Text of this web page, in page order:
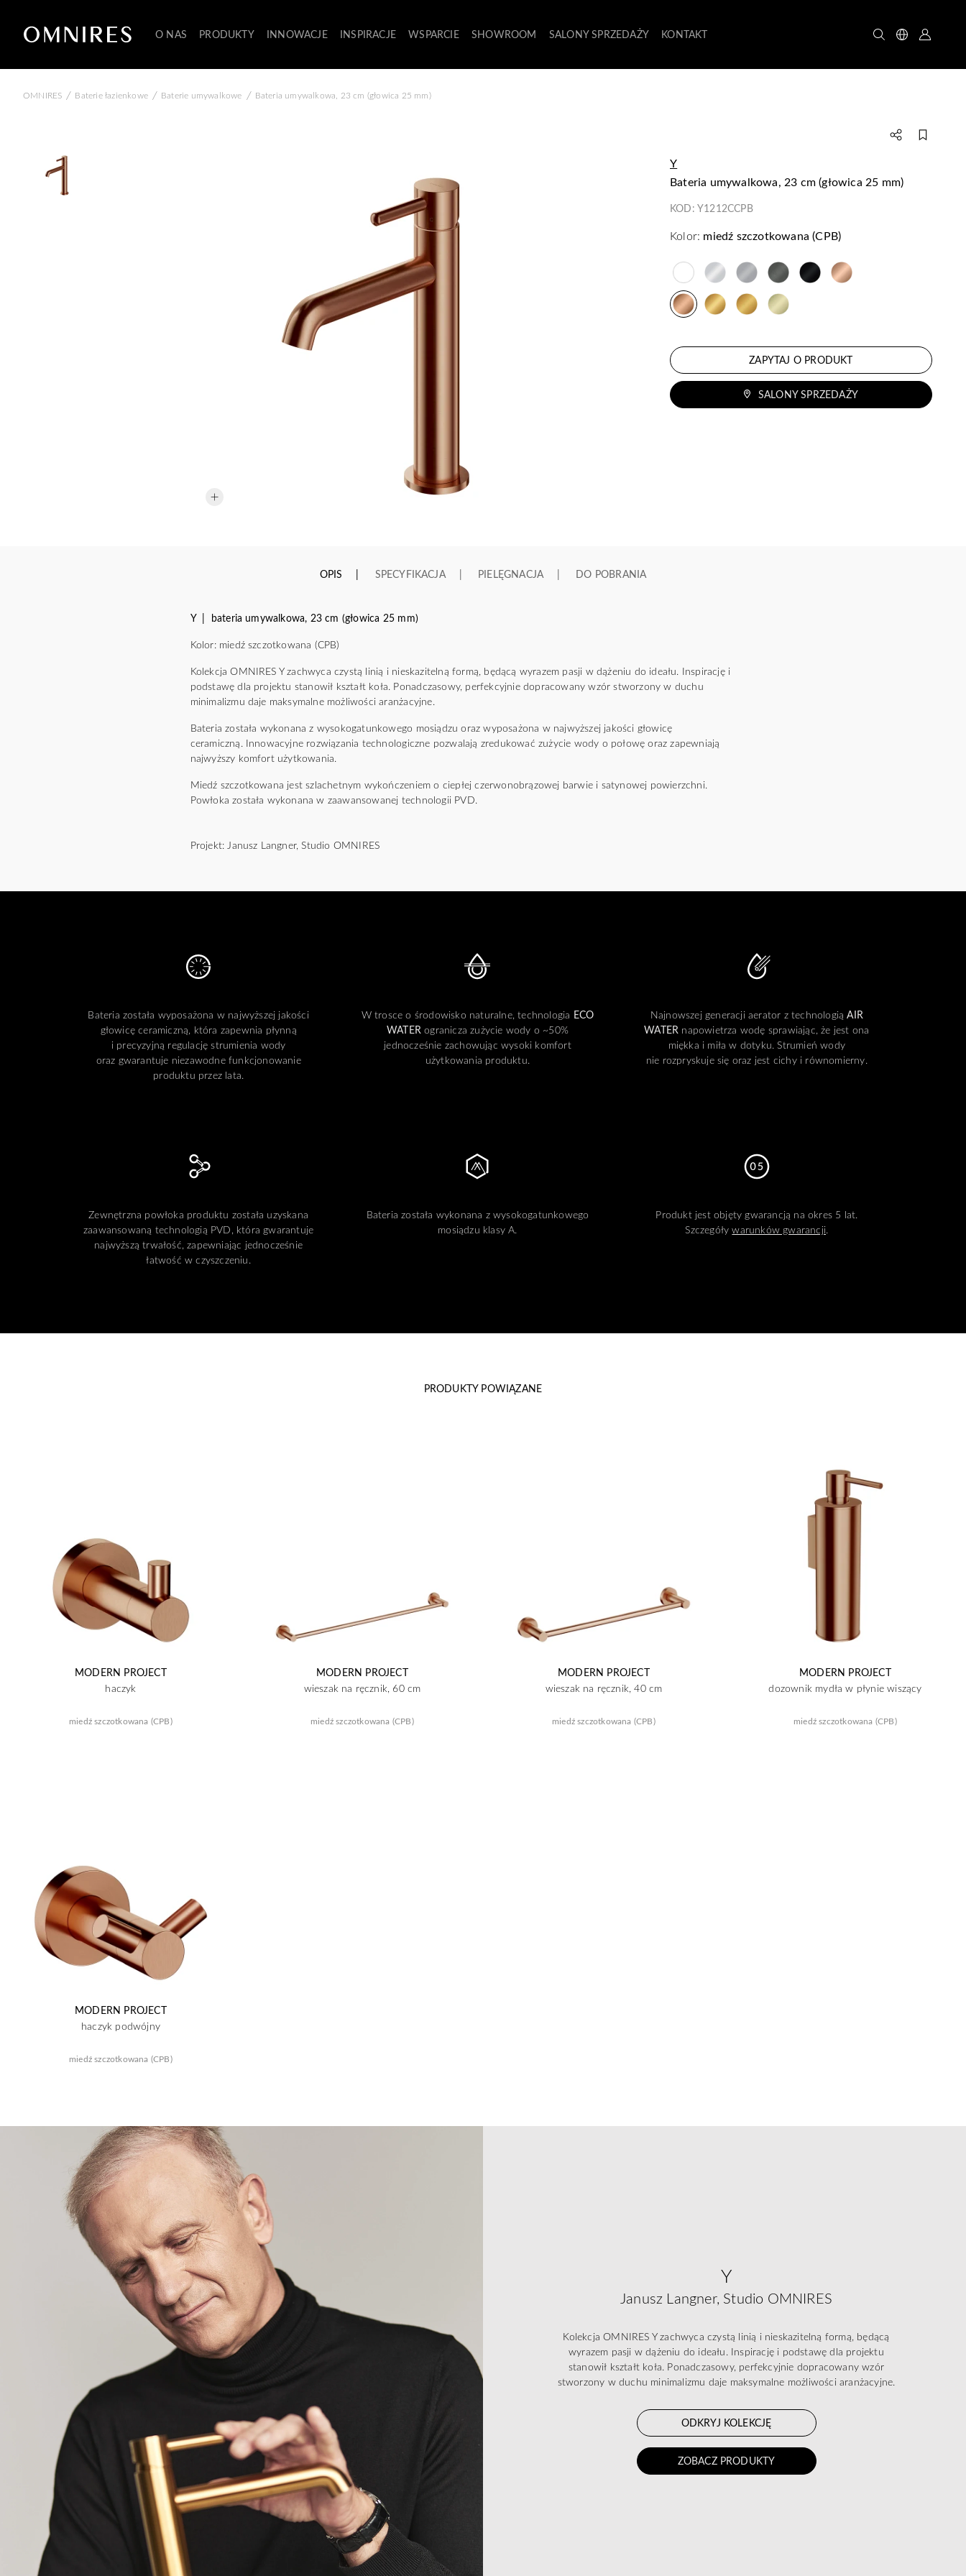
O NAS PRODUKTY INNOWACJE INSPIRACJE WSPARCIE SHOWROOM SALONY SPRZEDAŻY KONTAKT
OMNIRES / Baterie łazienkowe / Baterie umywalkowe / Bateria umywalkowa, 23 cm (głowica 25 mm)
Y
bateria umywalkowa, 23 cm (głowica 25 mm)
KOD: Y1212CCPB
Kolor: miedź szczotkowana (CPB)
ZAPYTAJ O PRODUKT
SALONY SPRZEDAŻY
OPIS SPECYFIKACJA PIELĘGNACJA DO POBRANIA
Y | bateria umywalkowa, 23 cm (głowica 25 mm)
Kolor: miedź szczotkowana (CPB)
Kolekcja OMNIRES Y zachwyca czystą linią i nieskazitelną formą, będącą wyrazem pasji w dążeniu do ideału. Inspirację i
podstawę dla projektu stanowił kształt koła. Ponadczasowy, perfekcyjnie dopracowany wzór stworzony w duchu
minimalizmu daje maksymalne możliwości aranżacyjne.
Bateria została wykonana z wysokogatunkowego mosiądzu oraz wyposażona w najwyższej jakości głowicę
ceramiczną. Innowacyjne rozwiązania technologiczne pozwalają zredukować zużycie wody o połowę oraz zapewniają
najwyższy komfort użytkowania.
Miedź szczotkowana jest szlachetnym wykończeniem o ciepłej czerwonobrązowej barwie i satynowej powierzchni.
Powłoka została wykonana w zaawansowanej technologii PVD.
Projekt: Janusz Langner, Studio OMNIRES
Bateria została wyposażona w najwyższej jakości
głowicę ceramiczną, która zapewnia płynną
i precyzyjną regulację strumienia wody
oraz gwarantuje niezawodne funkcjonowanie
produktu przez lata.
W trosce o środowisko naturalne, technologia ECO
WATERogranicza zużycie wody o ~50%
jednocześnie zachowując wysoki komfort
użytkowania produktu.
Najnowszej generacji aerator z technologiąAIR
WATER napowietrza wodę sprawiając, że jest ona
miękka i miła w dotyku. Strumień wody
nie rozpryskuje się oraz jest cichy i równomierny.
Zewnętrzna powłoka produktu została uzyskana
zaawansowaną technologią PVD, która gwarantuje
najwyższą trwałość, zapewniając jednocześnie
łatwość w czyszczeniu.
Bateria została wykonana z wysokogatunkowego
mosiądzu klasy A.
Produkt jest objęty gwarancją na okres 5 lat.
Szczegóływarunków gwarancji.
PRODUKTY POWIĄZANE
MODERN PROJECT
haczyk
miedź szczotkowana (CPB)
MODERN PROJECT
wieszak na ręcznik, 60 cm
miedź szczotkowana (CPB)
MODERN PROJECT
wieszak na ręcznik, 40 cm
miedź szczotkowana (CPB)
MODERN PROJECT
dozownik mydła w płynie wiszący
miedź szczotkowana (CPB)
MODERN PROJECT
haczyk podwójny
miedź szczotkowana (CPB)
Y
Janusz Langner, Studio OMNIRES
Kolekcja OMNIRES Y zachwyca czystą linią i nieskazitelną formą, będącą
wyrazem pasji w dążeniu do ideału. Inspirację i podstawę dla projektu
stanowił kształt koła. Ponadczasowy, perfekcyjnie dopracowany wzór
stworzony w duchu minimalizmu daje maksymalne możliwości aranżacyjne.
ODKRYJ KOLEKCJĘ
ZOBACZ PRODUKTY